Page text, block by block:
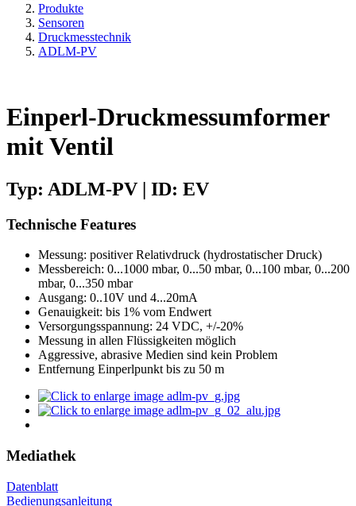
Produkte
Sensoren
Druckmesstechnik
ADLM-PV
Einperl-Druckmessumformer
mit Ventil
Typ: ADLM-PV | ID: EV
Technische Features
Messung: positiver Relativdruck (hydrostatischer Druck)
Messbereich: 0...1000 mbar, 0...50 mbar, 0...100 mbar, 0...200
mbar, 0...350 mbar
Ausgang: 0..10V und 4...20mA
Genauigkeit: bis 1% vom Endwert
Versorgungsspannung: 24 VDC, +/-20%
Messung in allen Flüssigkeiten möglich
Aggressive, abrasive Medien sind kein Problem
Entfernung Einperlpunkt bis zu 50 m
Mediathek
Datenblatt
Bedienungsanleitung